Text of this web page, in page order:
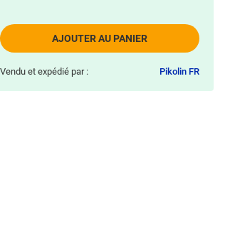
AJOUTER AU PANIER
Vendu et expédié par : Pikolin FR